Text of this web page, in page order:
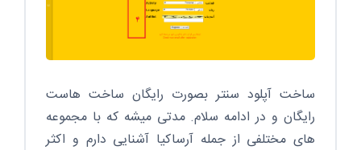
ساخت آپلود سنتر بصورت رایگان ساخت هاست
رایگان و در ادامه سلام. مدتی میشه که با مجموعه
های مختلفی از جمله آرساکیا آشنایی دارم و اکثر